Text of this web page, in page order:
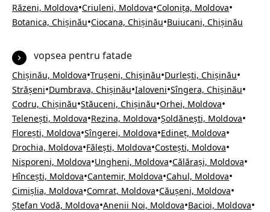
Răzeni, Moldova•Criuleni, Moldova•Colonița, Moldova•
Botanica, Chișinău•Ciocana, Chișinău•Buiucani, Chișinău
vopsea pentru fatade
Chișinău, Moldova•Trușeni, Chișinău•Durlești, Chișinău•
Strășeni•Dumbrava, Chișinău•Ialoveni•Sîngera, Chișinău•
Codru, Chișinău•Stăuceni, Chișinău•Orhei, Moldova•
Telenești, Moldova•Rezina, Moldova•Șoldănești, Moldova•
Florești, Moldova•Sîngerei, Moldova•Edineț, Moldova•
Drochia, Moldova•Fălești, Moldova•Costești, Moldova•
Nisporeni, Moldova•Ungheni, Moldova•Călărași, Moldova•
Hîncești, Moldova•Cantemir, Moldova•Cahul, Moldova•
Cimișlia, Moldova•Comrat, Moldova•Căușeni, Moldova•
Ștefan Vodă, Moldova•Anenii Noi, Moldova•Bacioi, Moldova•